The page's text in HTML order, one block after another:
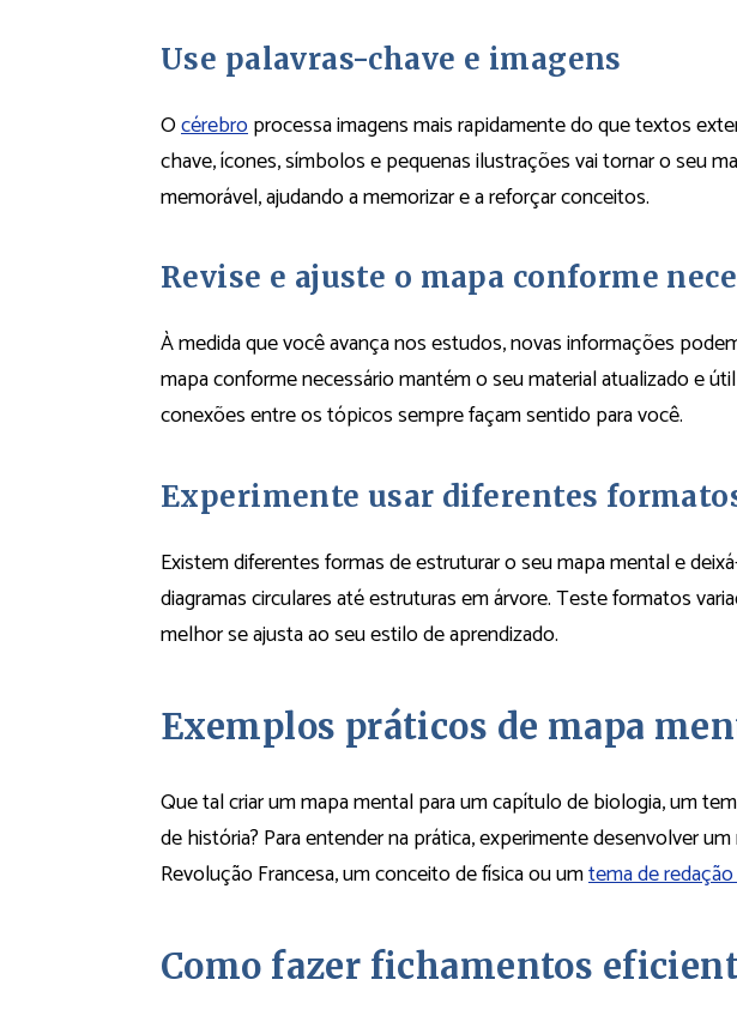
Use palavras-chave e imagens
Océrebroprocessa imagens mais rapidamente do que textos
chave, ícones, símbolos e pequenas ilustrações vai tornar o seu
memorável, ajudando a memorizar e a reforçar conceitos.
Revise e ajuste o mapa conforme
À medida que você avança nos estudos, novas informações
mapa conforme necessário mantém o seu material atualizado e
conexões entre os tópicos sempre façam sentido para você.
Experimente usar diferentes
Existem diferentes formas de estruturar o seu mapa mental e
diagramas circulares até estruturas em árvore. Teste formatos
melhor se ajusta ao seu estilo de aprendizado.
Exemplos práticos de mapa
Que tal criar um mapa mental para um capítulo de biologia, um
de história? Para entender na prática, experimente desenvolver
Revolução Francesa, um conceito de física ou umtema de
Como fazer fichamentos